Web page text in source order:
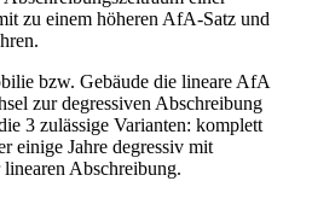
zu einem höheren AfA-Satz und
bzw. Gebäude die lineare AfA
zur degressiven Abschreibung
3 zulässige Varianten: komplett
einige Jahre degressiv mit
Abschreibung.